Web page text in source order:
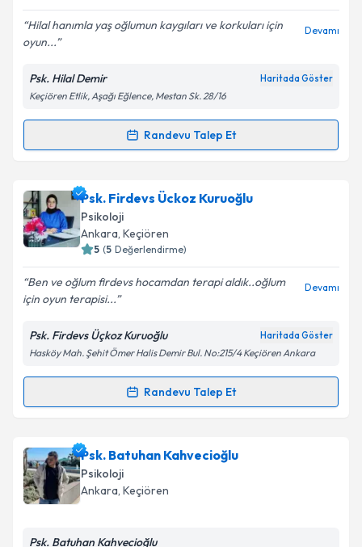
Hilal hanımla yaş oğlumun kaygıları ve korkuları için
oyun...
Devamı
Psk. Hilal Demir Haritada Göster
Keçiören Etlik, Aşağı Eğlence, Mestan Sk. 28/16
Randevu Talep Et
Randevu Takvimi Talebi
Psk. Hilal Demiriçin randevu takvimi talebi oluşturun.
Size bu uzmandan randevu almanız için bir takvim
hazırlandığında e-posta ile bilgilendireceğiz.
Kişisel verilerimin işlenmesine ilişkin
Aydınlatma
Metni'ni okudum ve kişisel verilerimin belirtilen
kapsamda işlenmesini kabul ediyorum.
Psk. Firdevs Ückoz Kuruoğlu
Psikoloji
Ankara, Keçiören
5 (5 Değerlendirme)
Ben ve oğlum firdevs hocamdan terapi aldık..oğlum
için oyun terapisi...
Devamı
Psk. Firdevs Üçkoz Kuruoğlu Haritada Göster
Hasköy Mah. Şehit Ömer Halis Demir Bul. No:215/4 Keçiören Ankara
Randevu Talep Et
Randevu Takvimi Talebi
Psk. Firdevs Ückoz Kuruoğluiçin randevu takvimi
talebi oluşturun. Size bu uzmandan randevu almanız
için bir takvim hazırlandığında e-posta ile
bilgilendireceğiz.
Psk. Batuhan Kahvecioğlu
Psikoloji
Ankara, Keçiören
Psk. Batuhan Kahvecioğlu